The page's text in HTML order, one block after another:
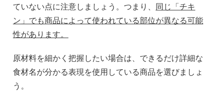
ていない点に注意しましょう。つまり、 同じ「チキ
ン」でも商品によって使われている部位が異なる可能
性があります。
原材料を細かく把握したい場合は、できるだけ詳細な
食材名が分かる表現を使用している商品を選びましょ
う。